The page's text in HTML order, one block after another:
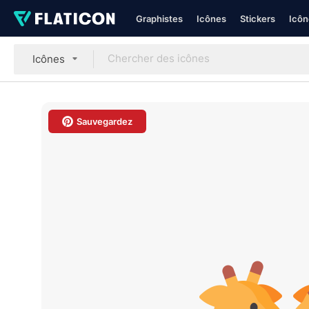
Graphistes Icônes Stickers
Icônes
Sauvegardez